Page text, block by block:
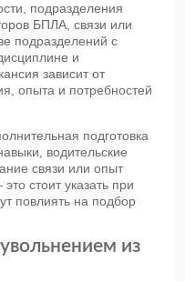
подразделения
БПЛА, связи или
подразделений с
и
зависит от
опыта и потребностей
подготовка
водительские
связи или опыт
стоит указать при
повлиять на подбор
из